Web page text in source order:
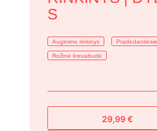
S
Auginimo rinkinys
Rožinė krevabudė
29,99€